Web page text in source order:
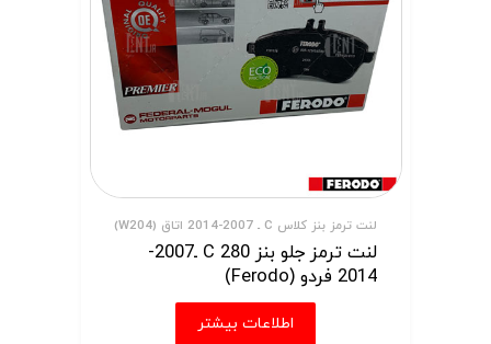
لنت ترمز بنز کلاس C ـ 2007-2014 اتاق (W204)
لنت ترمز جلو بنز C 280 ـ2007-
2014 فردو (Ferodo)
اطلاعات بیشتر